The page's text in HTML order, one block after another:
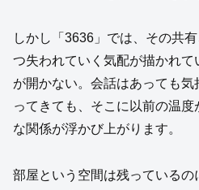
しかし「3636」では、その共
つ失われていく気配が描かれ
が開かない。会話はあっても
ってきても、そこに以前の温度
な関係が浮かび上がります。
部屋という空間は残っている